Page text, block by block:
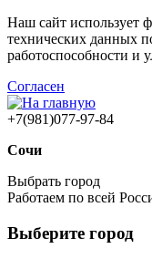
Наш сайт использует
технических данных
работоспособности и
Согласен
+7(981)077-97-84
Сочи
Выбрать город
Работаем по всей
Выберите город